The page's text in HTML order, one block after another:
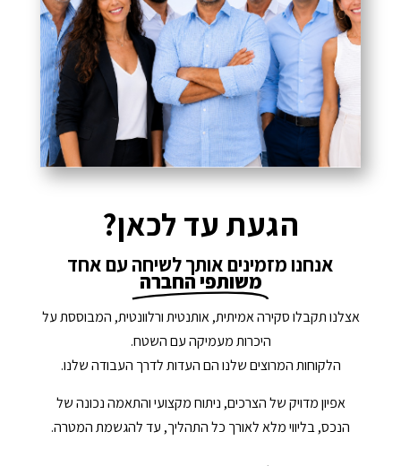
הגעת עד לכאן?
אנחנו מזמינים אותך לשיחה עם אחד
משותפי החברה
אצלנו תקבלו סקירה אמיתית, אותנטית ורלוונטית, המבוססת על
היכרות מעמיקה עם השטח.
הלקוחות המרוצים שלנו הם העדות לדרך העבודה שלנו.
אפיון מדויק של הצרכים, ניתוח מקצועי והתאמה נכונה של
הנכס, בליווי מלא לאורך כל התהליך, עד להגשמת המטרה.